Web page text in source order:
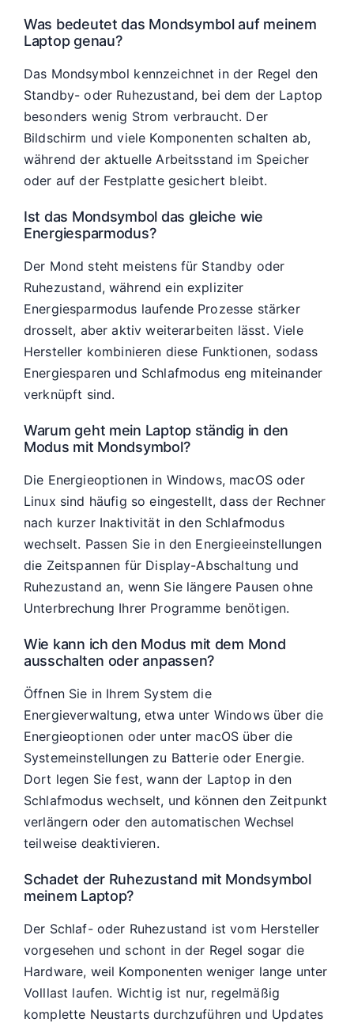
Was bedeutet das Mondsymbol auf meinem
Laptop genau?
Das Mondsymbol kennzeichnet in der Regel den
Standby- oder Ruhezustand, bei dem der Laptop
besonders wenig Strom verbraucht. Der
Bildschirm und viele Komponenten schalten ab,
während der aktuelle Arbeitsstand im Speicher
oder auf der Festplatte gesichert bleibt.
Ist das Mondsymbol das gleiche wie
Energiesparmodus?
Der Mond steht meistens für Standby oder
Ruhezustand, während ein expliziter
Energiesparmodus laufende Prozesse stärker
drosselt, aber aktiv weiterarbeiten lässt. Viele
Hersteller kombinieren diese Funktionen, sodass
Energiesparen und Schlafmodus eng miteinander
verknüpft sind.
Warum geht mein Laptop ständig in den
Modus mit Mondsymbol?
Die Energieoptionen in Windows, macOS oder
Linux sind häufig so eingestellt, dass der Rechner
nach kurzer Inaktivität in den Schlafmodus
wechselt. Passen Sie in den Energieeinstellungen
die Zeitspannen für Display-Abschaltung und
Ruhezustand an, wenn Sie längere Pausen ohne
Unterbrechung Ihrer Programme benötigen.
Wie kann ich den Modus mit dem Mond
ausschalten oder anpassen?
Öffnen Sie in Ihrem System die
Energieverwaltung, etwa unter Windows über die
Energieoptionen oder unter macOS über die
Systemeinstellungen zu Batterie oder Energie.
Dort legen Sie fest, wann der Laptop in den
Schlafmodus wechselt, und können den Zeitpunkt
verlängern oder den automatischen Wechsel
teilweise deaktivieren.
Schadet der Ruhezustand mit Mondsymbol
meinem Laptop?
Der Schlaf- oder Ruhezustand ist vom Hersteller
vorgesehen und schont in der Regel sogar die
Hardware, weil Komponenten weniger lange unter
Volllast laufen. Wichtig ist nur, regelmäßig
komplette Neustarts durchzuführen und Updates